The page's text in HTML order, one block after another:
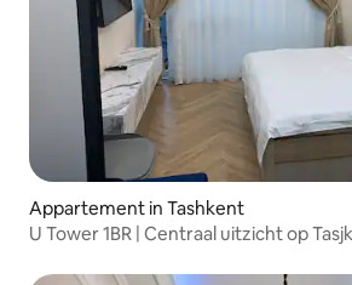
Appartement in Tashkent
U Tower 1BR | Centraal uitzicht op